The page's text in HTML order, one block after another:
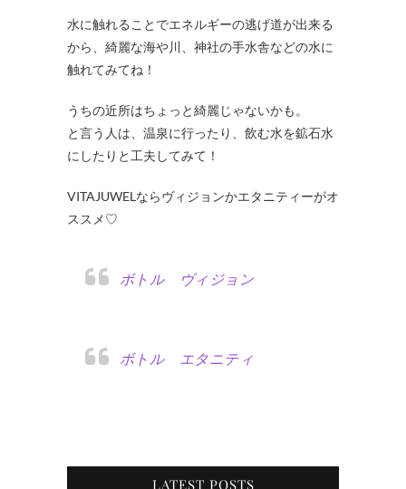
水に触れることでエネルギーの逃げ道が出来る
から、綺麗な海や川、神社の手水舎などの水に
触れてみてね！
うちの近所はちょっと綺麗じゃないかも。
と言う人は、温泉に行ったり、飲む水を鉱石水
にしたりと工夫してみて！
VITAJUWELならヴィジョンかエタニティーがオ
ススメ♡
ボトル ヴィジョン
ボトル エタニティ
LATEST POSTS